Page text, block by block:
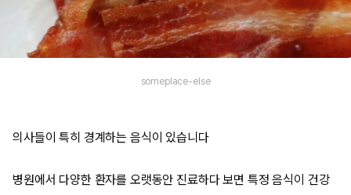
someplace-else
의사들이 특히 경계하는 음식이 있습니다
병원에서 다양한 환자를 오랫동안 진료하다 보면 특정 음식이 건강